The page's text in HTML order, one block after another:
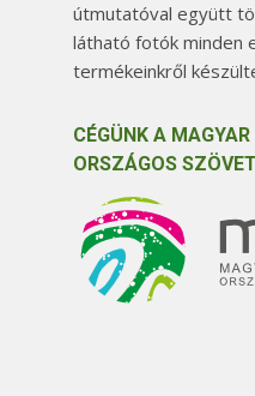
útmutatóval együtt
látható fotók minden
termékeinkről
CÉGÜNK A
ORSZÁGOS